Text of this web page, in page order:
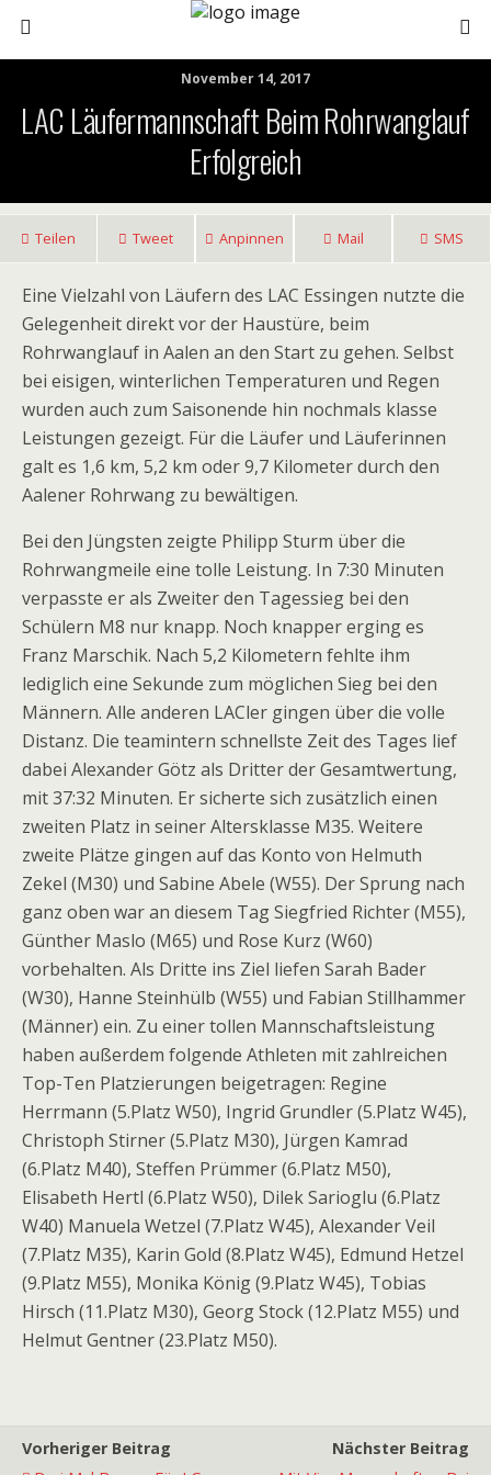
November 14, 2017
LAC Läufermannschaft Beim Rohrwanglauf
Erfolgreich
Teilen Tweet Anpinnen Mail SMS
Eine Vielzahl von Läufern des LAC Essingen nutzte die
Gelegenheit direkt vor der Haustüre, beim
Rohrwanglauf in Aalen an den Start zu gehen. Selbst
bei eisigen, winterlichen Temperaturen und Regen
wurden auch zum Saisonende hin nochmals klasse
Leistungen gezeigt. Für die Läufer und Läuferinnen
galt es 1,6 km, 5,2 km oder 9,7 Kilometer durch den
Aalener Rohrwang zu bewältigen.
Bei den Jüngsten zeigte Philipp Sturm über die
Rohrwangmeile eine tolle Leistung. In 7:30 Minuten
verpasste er als Zweiter den Tagessieg bei den
Schülern M8 nur knapp. Noch knapper erging es
Franz Marschik. Nach 5,2 Kilometern fehlte ihm
lediglich eine Sekunde zum möglichen Sieg bei den
Männern. Alle anderen LACler gingen über die volle
Distanz. Die teamintern schnellste Zeit des Tages lief
dabei Alexander Götz als Dritter der Gesamtwertung,
mit 37:32 Minuten. Er sicherte sich zusätzlich einen
zweiten Platz in seiner Altersklasse M35. Weitere
zweite Plätze gingen auf das Konto von Helmuth
Zekel (M30) und Sabine Abele (W55). Der Sprung nach
ganz oben war an diesem Tag Siegfried Richter (M55),
Günther Maslo (M65) und Rose Kurz (W60)
vorbehalten. Als Dritte ins Ziel liefen Sarah Bader
(W30), Hanne Steinhülb (W55) und Fabian Stillhammer
(Männer) ein. Zu einer tollen Mannschaftsleistung
haben außerdem folgende Athleten mit zahlreichen
Top-Ten Platzierungen beigetragen: Regine
Herrmann (5.Platz W50), Ingrid Grundler (5.Platz W45),
Christoph Stirner (5.Platz M30), Jürgen Kamrad
(6.Platz M40), Steffen Prümmer (6.Platz M50),
Elisabeth Hertl (6.Platz W50), Dilek Sarioglu (6.Platz
W40) Manuela Wetzel (7.Platz W45), Alexander Veil
(7.Platz M35), Karin Gold (8.Platz W45), Edmund Hetzel
(9.Platz M55), Monika König (9.Platz W45), Tobias
Hirsch (11.Platz M30), Georg Stock (12.Platz M55) und
Helmut Gentner (23.Platz M50).
Vorheriger Beitrag
Nächster Beitrag